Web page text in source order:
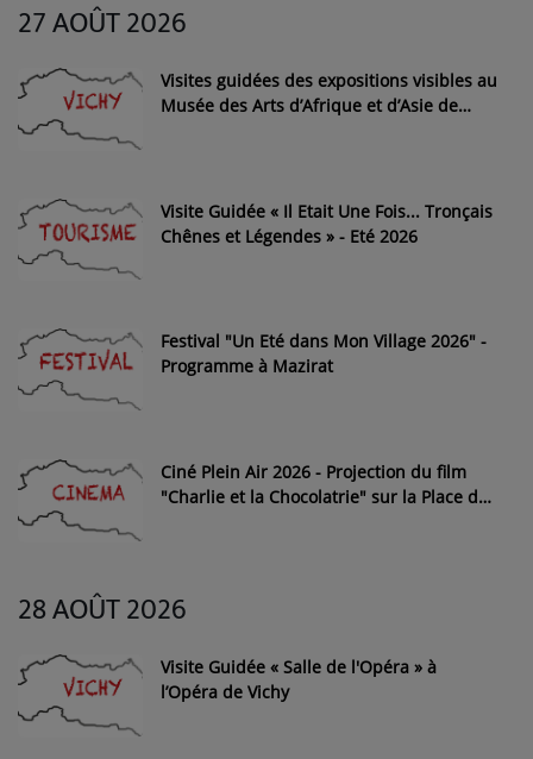
27 AOÛT 2026
Visites guidées des expositions visibles au
Musée des Arts d’Afrique et d’Asie de
Visite Guidée « Il Etait Une Fois... Tronçais
Chênes et Légendes » - Eté 2026
Festival "Un Eté dans Mon Village 2026" -
Programme à Mazirat
Ciné Plein Air 2026 - Projection du film
"Charlie et la Chocolatrie" sur la Place du
28 AOÛT 2026
Visite Guidée « Salle de l'Opéra » à
l’Opéra de Vichy